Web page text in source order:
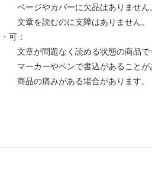
ページやカバーに欠品はありません
文章を読むのに支障はありません。
・可：
文章が問題なく読める状態の商品で
マーカーやペンで書込があることが
商品の痛みがある場合があります。